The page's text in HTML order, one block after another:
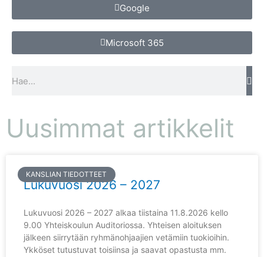
Google
Microsoft 365
e
h
Uusimmat artikkelit
KANSLIAN TIEDOTTEET
Lukuvuosi 2026 – 2027
Lukuvuosi 2026 – 2027 alkaa tiistaina 11.8.2026 kello
9.00 Yhteiskoulun Auditoriossa. Yhteisen aloituksen
jälkeen siirrytään ryhmänohjaajien vetämiin tuokioihin.
Ykköset tutustuvat toisiinsa ja saavat opastusta mm.